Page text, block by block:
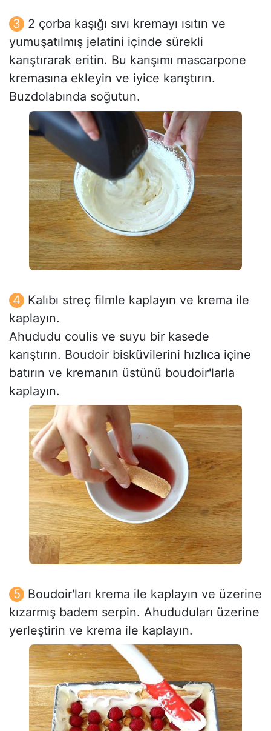
2 çorba kaşığı sıvı kremayı ısıtın ve
yumuşatılmış jelatini içinde sürekli
karıştırarak eritin. Bu karışımı mascarpone
kremasına ekleyin ve iyice karıştırın.
Buzdolabında soğutun.
Kalıbı streç filmle kaplayın ve krema ile
kaplayın.
Ahududu coulis ve suyu bir kasede
karıştırın. Boudoir bisküvilerini hızlıca içine
batırın ve kremanın üstünü boudoir'larla
kaplayın.
Boudoir'ları krema ile kaplayın ve üzerine
kızarmış badem serpin. Ahududuları üzerine
yerleştirin ve krema ile kaplayın.